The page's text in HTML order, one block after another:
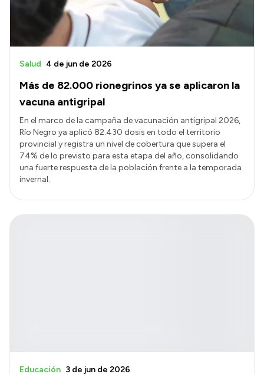
Más de 82.000 rionegrinos ya se aplicaron la
vacuna antigripal
Salud 4 de jun de 2026
En el marco de la campaña de vacunación antigripal 2026,
Río Negro ya aplicó 82.430 dosis en todo el territorio
provincial y registra un nivel de cobertura que supera el
74% de lo previsto para esta etapa del año, consolidando
una fuerte respuesta de la población frente a la temporada
invernal.
Educación 3 de jun de 2026